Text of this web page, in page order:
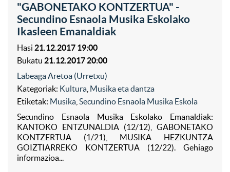
"GABONETAKO KONTZERTUA" -
Secundino Esnaola Musika Eskolako
Ikasleen Emanaldiak
Hasi 21.12.2017 19:00
Bukatu 21.12.2017 20:00
Labeaga Aretoa (Urretxu)
Kategoriak: Kultura Musika eta dantza
Etiketak: Musika Secundino Esnaola Musika Eskola
Secundino Esnaola Musika Eskolako Emanaldiak:
KANTOKO ENTZUNALDIA (12/12), GABONETAKO
KONTZERTUA (1/21), MUSIKA HEZKUNTZA
GOIZTIARREKO KONTZERTUA (12/22). Gehiago
informazioa...